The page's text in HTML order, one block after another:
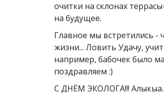
очитки на склонах
на будущее.
Главное мы встретились -
жизни... Ловить Удачу,
например, бабочек было
поздравляем :)
С ДНЁМ ЭКОЛОГА!!!